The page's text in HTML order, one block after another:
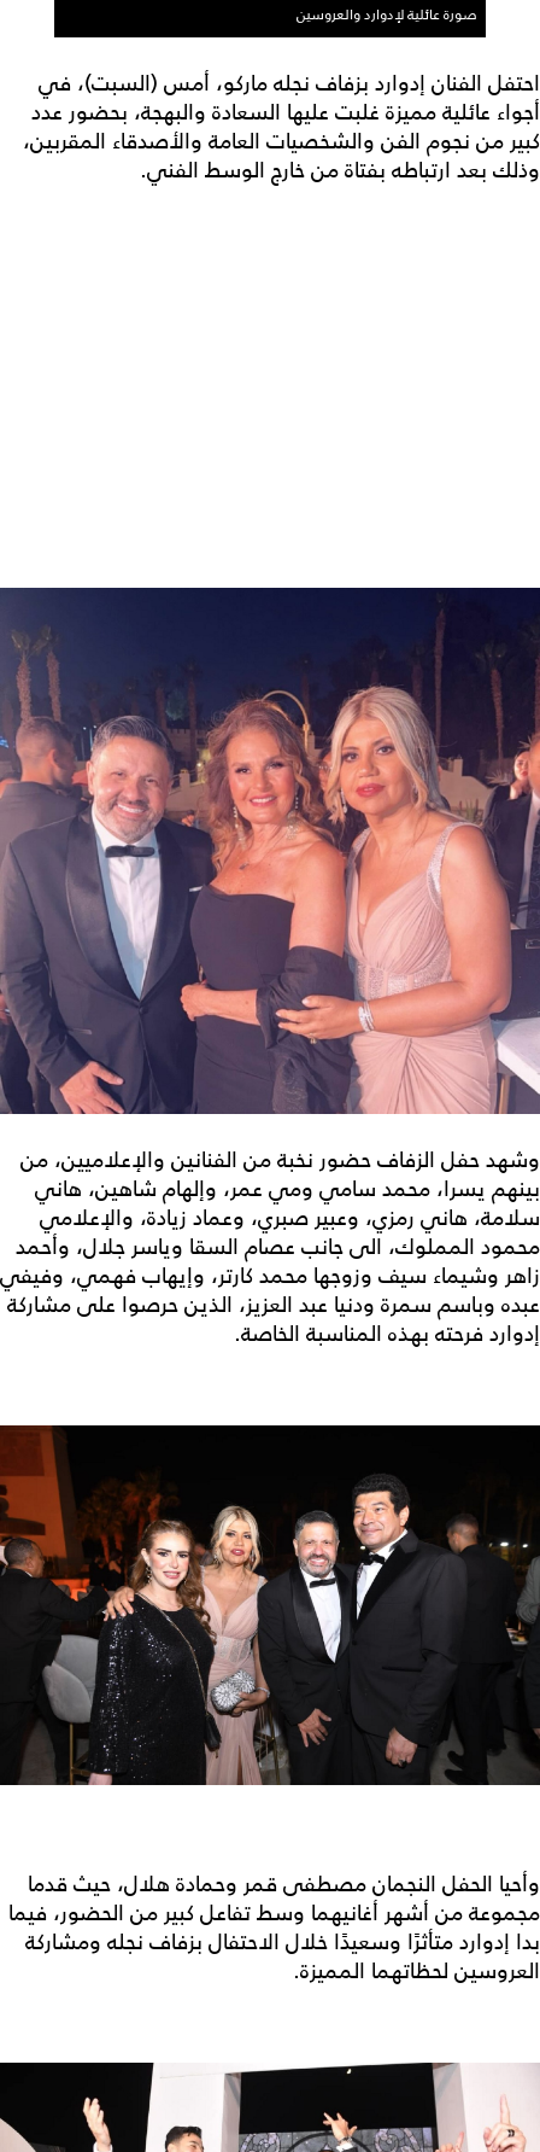
صورة عائلية لإدوارد والعروسين
احتفل الفنان إدوارد بزفاف نجله ماركو، أمس (السبت)، في
أجواء عائلية مميزة غلبت عليها السعادة والبهجة، بحضور عدد
كبير من نجوم الفن والشخصيات العامة والأصدقاء المقربين،
وذلك بعد ارتباطه بفتاة من خارج الوسط الفني.
وشهد حفل الزفاف حضور نخبة من الفنانين والإعلاميين، من
بينهم يسرا، محمد سامي ومي عمر، وإلهام شاهين، هاني
سلامة، هاني رمزي، وعبير صبري، وعماد زيادة، والإعلامي
محمود المملوك، الى جانب عصام السقا وياسر جلال، وأحمد
زاهر وشيماء سيف وزوجها محمد كارتر، وإيهاب فهمي، وفيفي
عبده وباسم سمرة ودنيا عبد العزيز، الذين حرصوا على مشاركة
إدوارد فرحته بهذه المناسبة الخاصة.
وأحيا الحفل النجمان مصطفى قمر وحمادة هلال، حيث قدما
مجموعة من أشهر أغانيهما وسط تفاعل كبير من الحضور، فيما
بدا إدوارد متأثرًا وسعيدًا خلال الاحتفال بزفاف نجله ومشاركة
العروسين لحظاتهما المميزة.